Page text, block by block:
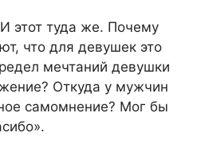
этот туда же. Почему
что для девушек это
мечтаний девушки
Откуда у мужчин
самомнение? Мог бы